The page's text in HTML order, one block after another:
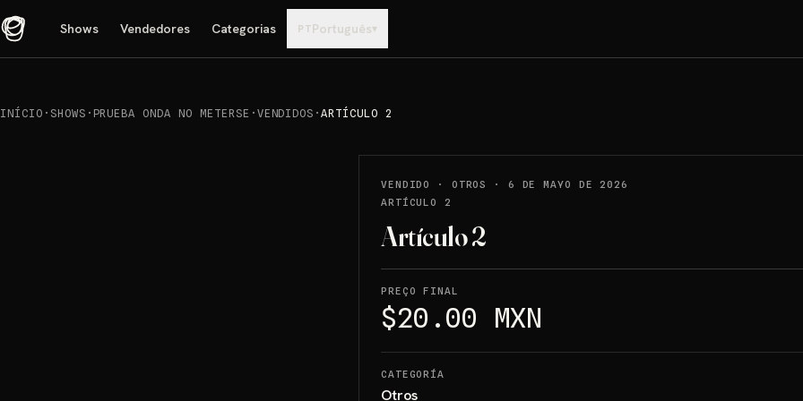
Shows Vendedores Categorias PTPortuguês▾
INÍCIO · SHOWS · PRUEBA ONDA NO METERSE · VENDIDOS ·ARTÍCULO 2
VENDIDO · OTROS · 6 DE MAYO DE 2026
ARTÍCULO 2
Artículo 2
PREÇO FINAL
$20.00 MXN
CATEGORÍA
Otros